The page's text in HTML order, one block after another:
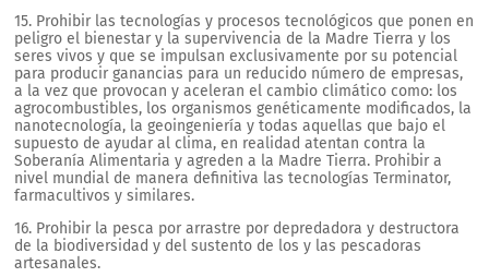
15. Prohibir las tecnologías y procesos tecnológicos que ponen en
peligro el bienestar y la supervivencia de la Madre Tierra y los
seres vivos y que se impulsan exclusivamente por su potencial
para producir ganancias para un reducido número de empresas,
a la vez que provocan y aceleran el cambio climático como: los
agrocombustibles, los organismos genéticamente modificados, la
nanotecnología, la geoingeniería y todas aquellas que bajo el
supuesto de ayudar al clima, en realidad atentan contra la
Soberanía Alimentaria y agreden a la Madre Tierra. Prohibir a
nivel mundial de manera definitiva las tecnologías Terminator,
farmacultivos y similares.
16. Prohibir la pesca por arrastre por depredadora y destructora
de la biodiversidad y del sustento de los y las pescadoras
artesanales.